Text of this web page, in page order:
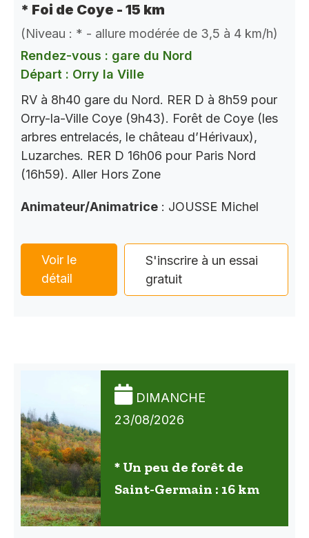
* Foi de Coye - 15 km
(Niveau : * - allure modérée de 3,5 à 4 km/h)
Rendez-vous : gare du Nord
Départ : Orry la Ville
RV à 8h40 gare du Nord. RER D à 8h59 pour
Orry-la-Ville Coye (9h43). Forêt de Coye (les
arbres entrelacés, le château d’Hérivaux),
Luzarches. RER D 16h06 pour Paris Nord
(16h59). Aller Hors Zone
Animateur/Animatrice : JOUSSE Michel
Voir le
détail
S'inscrire à un essai
gratuit
DIMANCHE
23/08/2026
* Un peu de forêt de
Saint-Germain : 16 km